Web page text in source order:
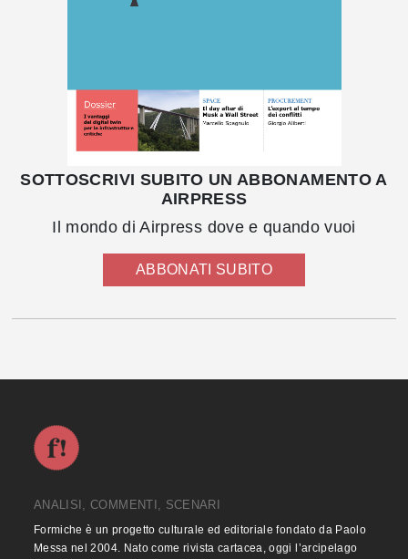
SOTTOSCRIVI SUBITO UN ABBONAMENTO A
AIRPRESS
Il mondo di Airpress dove e quando vuoi
ABBONATI SUBITO
ANALISI, COMMENTI, SCENARI
Formiche è un progetto culturale ed editoriale fondato da Paolo
Messa nel 2004. Nato come rivista cartacea, oggi l’arcipelago